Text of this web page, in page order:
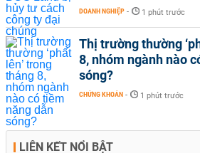
DOANH NGHIỆP - 1 phút trước
Thị trường thường
8, nhóm ngành nào
sóng?
CHỨNG KHOÁN - 1 phút trước
LIÊN KẾT NỔI BẬT